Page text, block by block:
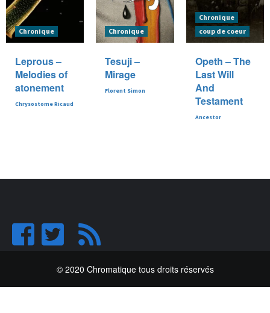
Chronique
Leprous –
Melodies of
atonement
Chrysostome Ricaud
Chronique
Tesuji –
Mirage
Florent Simon
Chronique
coup de coeur
Opeth – The
Last Will
And
Testament
Ancestor
© 2020 Chromatique tous droits réservés